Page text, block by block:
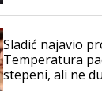
Sladić najavio
Temperatura
stepeni, ali ne